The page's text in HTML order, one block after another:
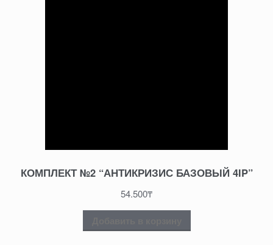
КОМПЛЕКТ №2 “АНТИКРИЗИС БАЗОВЫЙ 4IP”
54.500₸